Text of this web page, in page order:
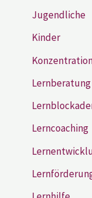
Jugendliche
Kinder
Lernberatung
Lerncoaching